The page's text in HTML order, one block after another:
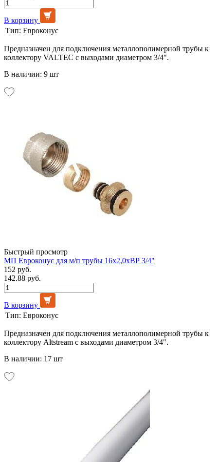
В корзину
Тип: Евроконус
Предназначен для подключения металлополимерной трубы к
коллектору VALTEC с выходами диаметром 3/4".
В наличии: 9 шт
Быстрый просмотр
МП Евроконус для м/п трубы 16х2,0хВР 3/4"
152 руб.
142.88 руб.
В корзину
Тип: Евроконус
Предназначен для подключения металлополимерной трубы к
коллектору Altstream с выходами диаметром 3/4".
В наличии: 17 шт